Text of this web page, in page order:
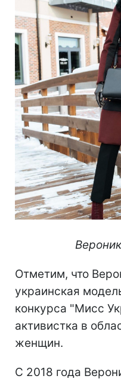
Отметим, что
украинская
конкурса "Мисс
активистка в
женщин.
С 2018 года